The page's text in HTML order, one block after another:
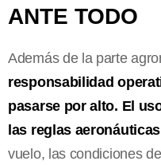
ANTE TODO
Además de la parte
responsabilidad
pasarse por alto. El
las reglas
vuelo, las condiciones